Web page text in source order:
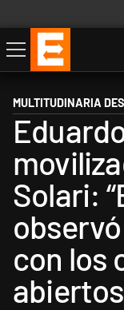
Economía
Política
Internacional
Actualidad
Descargá la App
MULTITUDINARIA
Solari:
con los